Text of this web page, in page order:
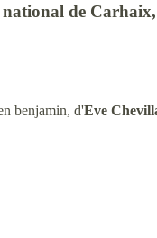
national de
benjamin, d'Eve